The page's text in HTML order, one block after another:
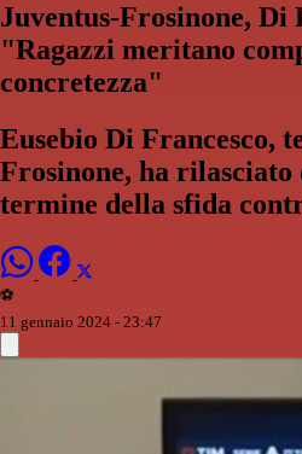
Juventus-Frosinone, Di
"Ragazzi meritano
concretezza"
Eusebio Di Francesco,
Frosinone, ha
termine della sfida
⚽️
11 gennaio 2024 - 23:47